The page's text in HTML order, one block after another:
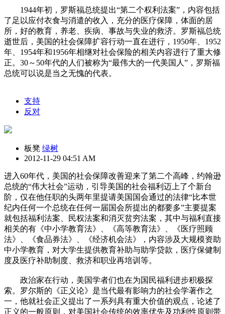
1944年初，罗斯福总统提出“第二个权利法案”，内容包括
了足以应付衣食与消遣的收入，充分的医疗保障，体面的居
所，好的教育，养老、疾病、事故与失业的救济。罗斯福总统
逝世后，美国的社会保障扩容行动一直在进行，1950年、1952
年、1954年和1956年相继对社会保险的相关内容进行了重大修
正。30～50年代的人们被称为“最伟大的一代美国人”，罗斯福
总统可以说是当之无愧的代表。
支持
反对
板凳 绿树
2012-11-29 04:51 AM
进入60年代，美国的社会保障改善迎来了第二个高峰，约翰逊
总统的“伟大社会”运动，引导美国的社会福利迈上了个新台
阶，仅在他任职的头两年里提请美国国会通过的法律“比本世
纪内任何一个总统在任何一届国会所提出的都要多”主要提案
就包括福利法案、民权法案和消灭贫穷法案，其中与福利直接
相关的有《中小学教育法》、《高等教育法》、《医疗照顾
法》、《食品券法》、《经济机会法》，内容涉及大规模资助
中小学教育，对大学生提供教育补助与助学贷款，医疗保健制
度及医疗补助制度、救济和职业再培训等。
政治家在行动，美国学者们也在为国民福利进步积极探
索。罗尔斯的《正义论》是当代最有影响力的社会学著作之
一，他就社会正义提出了一系列具有重大价值的观点，论述了
正义的一般原则，对美国社会传统的效率优先及功利性原则带